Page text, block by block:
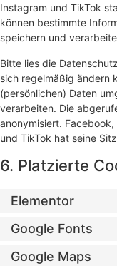
Instagram und TikTok
können bestimmte
speichern und
Bitte lies die
sich regelmäßig ändern
(persönlichen) Daten
verarbeiten. Die
anonymisiert.
und TikTok hat seine
6. Platzierte
Elementor
Google Fonts
Google Maps